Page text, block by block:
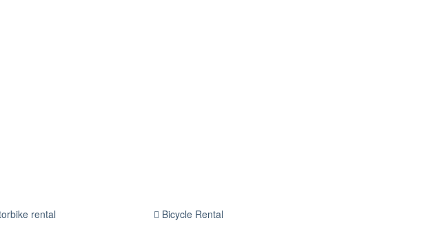
rental
Bicycle Rental